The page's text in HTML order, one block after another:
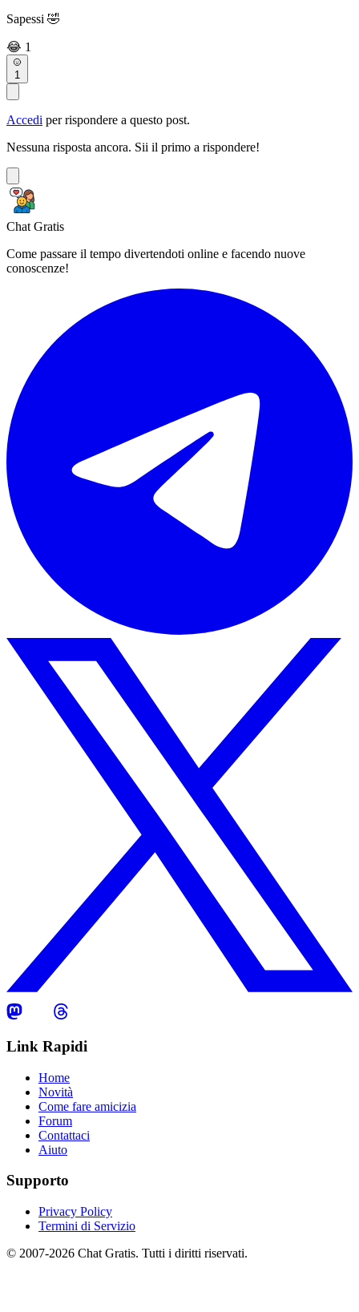
Sapessi 🤣
😂 1
1
Accedi per rispondere a questo post.
Nessuna risposta ancora. Sii il primo a rispondere!
Chat Gratis
Come passare il tempo divertendoti online e facendo nuove
conoscenze!
Link Rapidi
Home
Novità
Come fare amicizia
Forum
Contattaci
Aiuto
Supporto
Privacy Policy
Termini di Servizio
© 2007-2026 Chat Gratis. Tutti i diritti riservati.